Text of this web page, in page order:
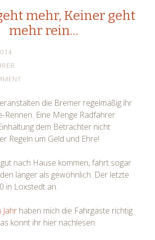
mehr, Keiner geht
mehr rein…
die Bremer regelmäßig ihr
Rennen. Eine Menge Radfahrer
dem Betrachter nicht
Regeln um Geld und Ehre!
nach Hause kommen, fahrt sogar
länger als gewöhnlich. Der letzte
in Loxstedt an.
Jahr haben mich die Fahrgäste richtig
könnt ihr hier nachlesen.